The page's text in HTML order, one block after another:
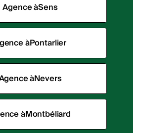
Agence àSens
àPontarlier
àNevers
àMontbéliard